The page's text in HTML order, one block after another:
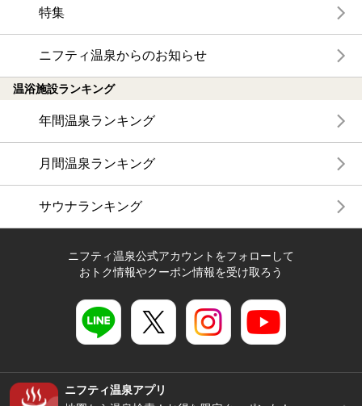
特集
ニフティ温泉からのお知らせ
温浴施設ランキング
年間温泉ランキング
月間温泉ランキング
サウナランキング
ニフティ温泉公式アカウントをフォローして
おトク情報やクーポン情報を受け取ろう
ニフティ温泉アプリ